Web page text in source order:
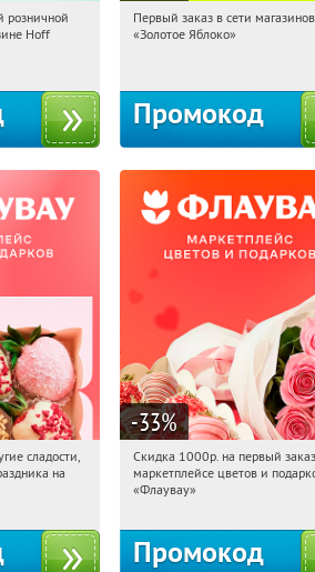
Получили:
розничной
Hoff
02:41:25
Получи
Первый заказ в сети магазинов
«Золотое Яблоко»
Промокод
Получили:
сладости,
на
-33%
02:41:25
Россия
Скидка 1000р. на первый
маркетплейсе цветов и
«Флаувау»
Промокод